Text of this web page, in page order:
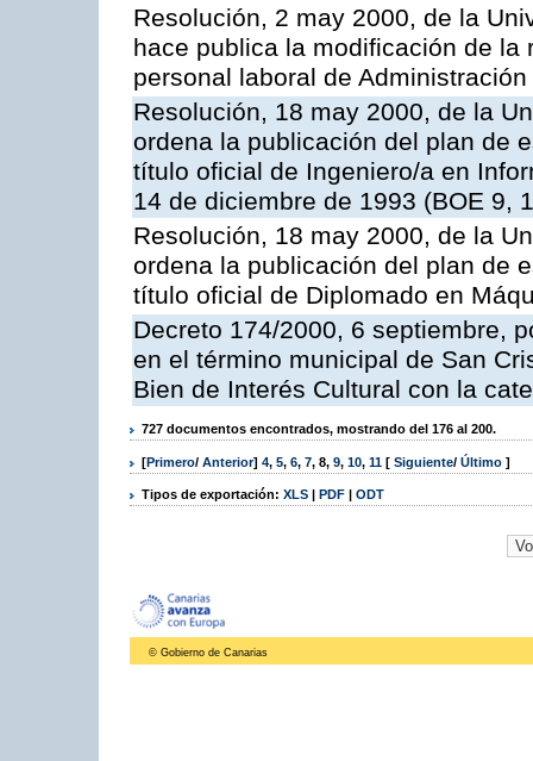
Resolución, 2 may 2000, de la
hace publica la modificación de
personal laboral de
Resolución, 18 may 2000, de la
ordena la publicación del plan de
título oficial de Ingeniero/a en
14 de diciembre de 1993 (BOE 9,
Resolución, 18 may 2000, de la
ordena la publicación del plan de
título oficial de Diplomado en
Decreto 174/2000, 6 septiembre,
en el término municipal de San
Bien de Interés Cultural con la
727 documentos encontrados, mostrando del 176 al 200.
[Primero/ Anterior] 4, 5, 6, 7, 8, 9, 10, 11 [ Siguiente/ Último ]
Tipos de exportación: XLS | PDF | ODT
© Gobierno de Canarias